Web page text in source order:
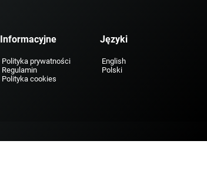
Informacyjne
Polityka prywatności
Regulamin
Polityka cookies
Języki
English
Polski